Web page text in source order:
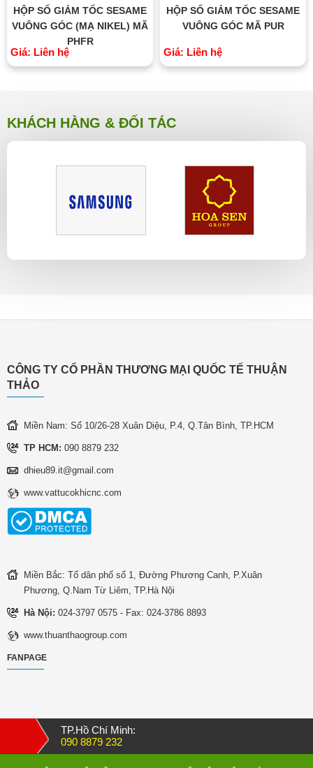
HỘP SỐ GIẢM TỐC SESAME
VUÔNG GÓC (MẠ NIKEL) MÃ
PHFR
Giá: Liên hệ
HỘP SỐ GIẢM TỐC SESAME
VUÔNG GÓC MÃ PUR
Giá: Liên hệ
KHÁCH HÀNG & ĐỐI TÁC
CÔNG TY CỔ PHẦN THƯƠNG MẠI QUỐC TẾ THUẬN
THẢO
Miền Nam: Số 10/26-28 Xuân Diệu, P.4, Q.Tân Bình, TP.HCM
TP HCM: 090 8879 232
dhieu89.it@gmail.com
www.vattucokhicnc.com
Miền Bắc: Tổ dân phố số 1, Đường Phương Canh, P.Xuân
Phương, Q.Nam Từ Liêm, TP.Hà Nội
Hà Nội: 024-3797 0575 - Fax: 024-3786 8893
www.thuanthaogroup.com
FANPAGE
TP.Hồ Chí Minh:
090 8879 232